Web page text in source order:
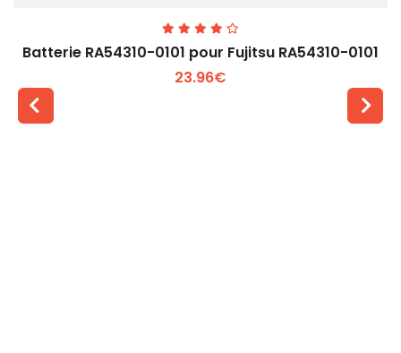
Batterie RA54310-0101 pour Fujitsu RA54310-0101
23.96€